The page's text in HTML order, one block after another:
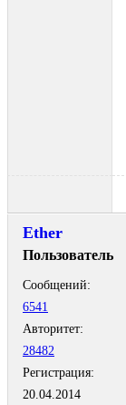
Ether
Пользователь
Сообщений:
6541
Авторитет:
28482
Регистрация:
20.04.2014